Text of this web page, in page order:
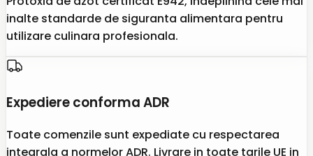
inalte standarde de siguranta alimentara pentru
utilizare culinara profesionala.
Expediere conforma ADR
Toate comenzile sunt expediate cu respectarea
integrala a normelor ADR. Livrare in toate tarile UE in